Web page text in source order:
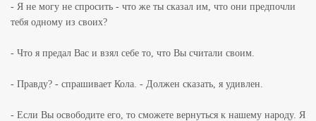
- Я не могу не спросить - что же ты сказал им, что они предпочли
тебя одному из своих?
- Что я предал Вас и взял себе то, что Вы считали своим.
- Правду? - спрашивает Кола. - Должен сказать, я удивлен.
- Если Вы освободите его, то сможете вернуться к нашему народу. Я